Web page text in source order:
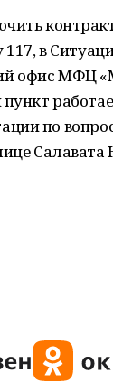
в
офис МФЦ
по
Салавата